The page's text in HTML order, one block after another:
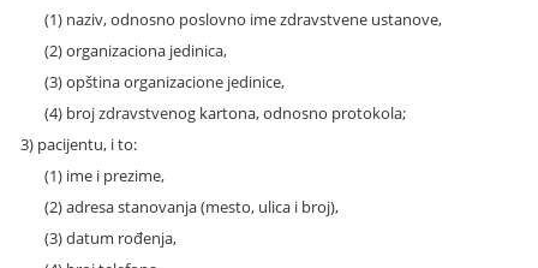
(1) naziv, odnosno poslovno ime zdravstvene ustanove,
(2) organizaciona jedinica,
(3) opština organizacione jedinice,
(4) broj zdravstvenog kartona, odnosno protokola;
3) pacijentu, i to:
(1) ime i prezime,
(2) adresa stanovanja (mesto, ulica i broj),
(3) datum rođenja,